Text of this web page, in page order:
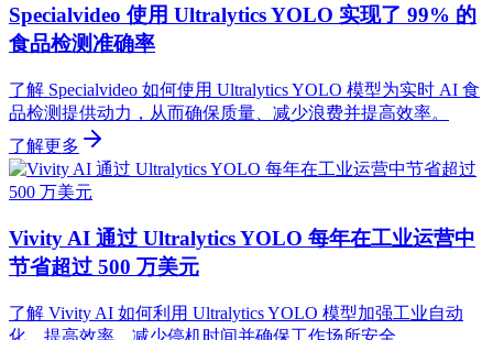
Specialvideo 使用 Ultralytics YOLO 实现了 99% 的
食品检测准确率
了解 Specialvideo 如何使用 Ultralytics YOLO 模型为实时 AI 食
品检测提供动力，从而确保质量、减少浪费并提高效率。
了解更多
Vivity AI 通过 Ultralytics YOLO 每年在工业运营中
节省超过 500 万美元
了解 Vivity AI 如何利用 Ultralytics YOLO 模型加强工业自动
化，提高效率，减少停机时间并确保工作场所安全。